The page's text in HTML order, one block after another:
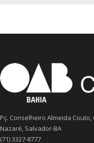
Pç. Conselheiro Almeida Couto,
Nazaré, Salvador-BA
(71) 3327-8777